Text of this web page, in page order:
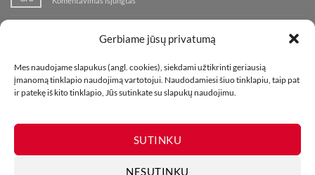
Gerbiame jūsų privatumą
Mes naudojame slapukus (angl. cookies), siekdami užtikrinti geriausią
įmanomą tinklapio naudojimą vartotojui. Naudodamiesi šiuo tinklapiu, taip pat
ir patekę iš kito tinklapio, Jūs sutinkate su slapukų naudojimu.
SUTINKU
NESUTINKU
prieiga
Komentavimas išjungtasįraše
fejerverkų
parduotuvė
Klaipedoje!
01
Lap
Kaip fotografuoti fejerverkus
Komentavimas išjungtasįraše
fejerverkus